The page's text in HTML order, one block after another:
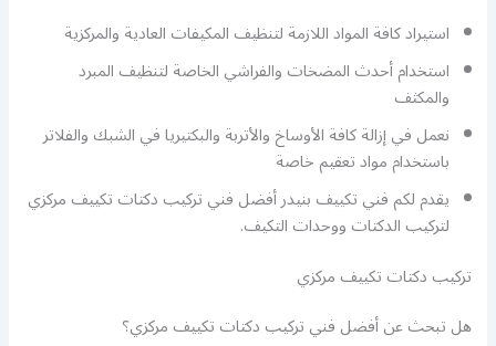
استيراد كافة المواد اللازمة لتنظيف المكيفات العادية والمركزية
استخدام أحدث المضخات والفراشي الخاصة لتنظيف المبرد
والمكثف
نعمل في إزالة كافة الأوساخ والأتربة والبكتيريا في الشبك والفلاتر
باستخدام مواد تعقيم خاصة
يقدم لكم فني تكييف بنيدر أفضل فني تركيب دكتات تكييف مركزي
لتركيب الدكتات ووحدات التكيف.
تركيب دكتات تكييف مركزي
هل تبحث عن أفضل فني تركيب دكتات تكييف مركزي؟